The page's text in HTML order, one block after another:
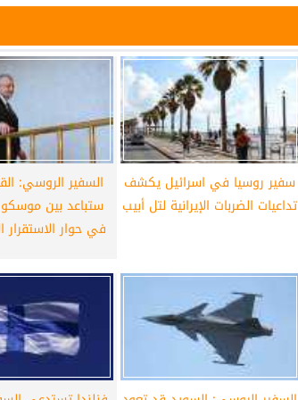
سفير روسيا في اسرائيل يكشف
تداعيات الضربات الإيرانية لتل أبيب
السفير الروسي:
ستباعد بين
في حوار الاستقرار